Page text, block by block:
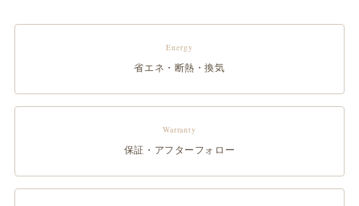
Energy
省エネ・断熱・換気
Warranty
保証・アフターフォロー